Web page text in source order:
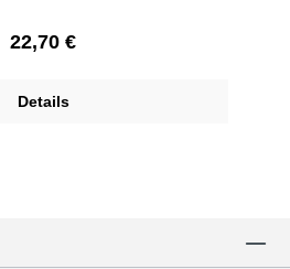
Regulärer Preis:
22,70 €
Details